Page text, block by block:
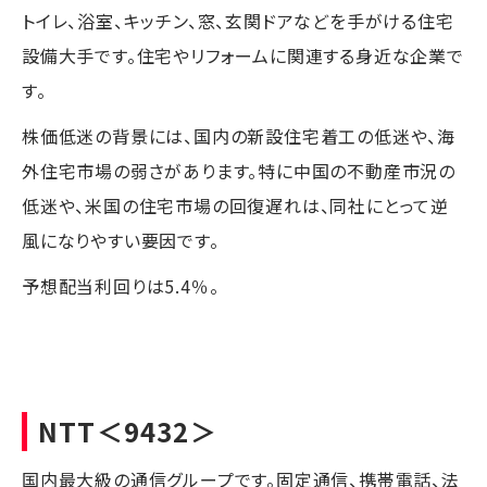
トイレ、浴室、キッチン、窓、玄関ドアなどを手がける住宅
設備大手です。住宅やリフォームに関連する身近な企業で
す。
株価低迷の背景には、国内の新設住宅着工の低迷や、海
外住宅市場の弱さがあります。特に中国の不動産市況の
低迷や、米国の住宅市場の回復遅れは、同社にとって逆
風になりやすい要因です。
予想配当利回りは5.4％。
NTT＜9432＞
国内最大級の通信グループです。固定通信、携帯電話、法